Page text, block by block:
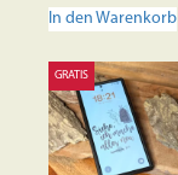
In den Warenkorb
GRATIS